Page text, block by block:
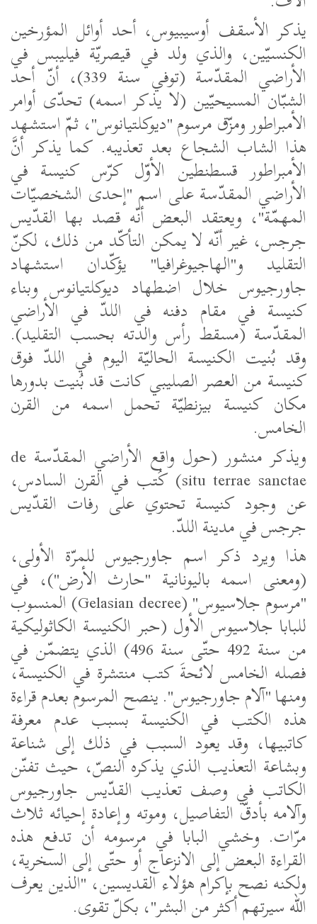
يذكر الأسقف أوسيبيوس، أحد أوائل المؤرخين
الكنسيّين، والذي ولد في قيصريّة فيليبس في
الأراضي المقدّسة (توفي سنة 339)، أنّ أحد
الشبّان المسيحيّين (لا يذكر اسمه) تحدّى أوامر
الأمبراطور ومزّق مرسوم "ديوكلتيانوس"، ثمّ استشهد
هذا الشاب الشجاع بعد تعذيبه. كما يذكر أنَّ
الأمبراطور قسطنطين الأوّل كرّس كنيسة في
الأراضي المقدّسة على اسم "إحدى الشخصيّات
المهمّة"، ويعتقد البعض أنّه قصد بها القدّيس
جرجس، غير أنّه لا يمكن التأكّد من ذلك، لكنّ
التقليد و"الهاجيوغرافيا" يؤكّدان استشهاد
جاورجيوس خلال اضطهاد ديوكلتيانوس وبناء
كنيسة في مقام دفنه في اللدّ في الأراضي
المقدّسة (مسقط رأس والدته بحسب التقليد).
وقد بُنيت الكنيسة الحاليّة اليوم في اللدّ فوق
كنيسة من العصر الصليبي كانت قد بُنيت بدورها
مكان كنيسة بيزنطيّة تحمل اسمه من القرن
الخامس.
ويذكر منشور (حول واقع الأراضي المقدّسة de
situ terrae sanctae) كُتب في القرن السادس،
عن وجود كنيسة تحتوي على رفات القدّيس
جرجس في مدينة اللدّ.
هذا ويرد ذكر اسم جاورجيوس للمرّة الأولى،
(ومعنى اسمه باليونانية "حارث الأرض")، في
"مرسوم جلاسيوس"(Gelasian decree) المنسوب
للبابا جلاسيوس الأول (حبر الكنيسة الكاثوليكية
من سنة 492 حتّى سنة 496) الذي يتضمّن في
فصله الخامس لائحةَ كتب منتشرة في الكنيسة،
ومنها "آلام جاورجيوس". ينصح المرسوم بعدم قراءة
هذه الكتب في الكنيسة بسبب عدم معرفة
كاتبيها، وقد يعود السبب في ذلك إلى شناعة
وبشاعة التعذيب الذي يذكره النصّ، حيث تفنّن
الكاتب في وصف تعذيب القدّيس جاورجيوس
وآلامه بأدقّ التفاصيل، وموته وإعادة إحيائه ثلاث
مرّات. وخشي البابا في مرسومه أن تدفع هذه
القراءة البعض إلى الانزعاج أو حتّى إلى السخرية،
ولكنه نصح بإكرام هؤلاء القديسين، "الذين يعرف
الله سيرتهم أكثر من البشر"، بكلّ تقوى.